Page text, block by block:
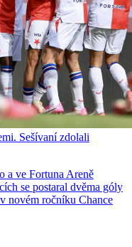
Sešívaní zdolali
a ve Fortuna Areně
se postaral dvěma góly
novém ročníku Chance